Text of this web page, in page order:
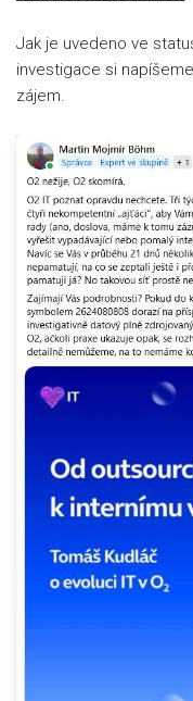
Jak je uvedeno ve
investigace si
zájem.